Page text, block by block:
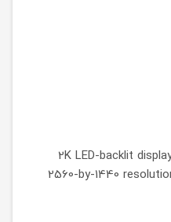
LED-backlit
2560-by-1440